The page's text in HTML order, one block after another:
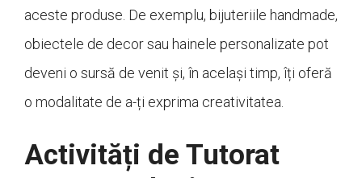
aceste produse. De exemplu, bijuteriile handmade,
obiectele de decor sau hainele personalizate pot
deveni o sursă de venit și, în același timp, îți oferă
o modalitate de a-ți exprima creativitatea.
Activități de Tutorat